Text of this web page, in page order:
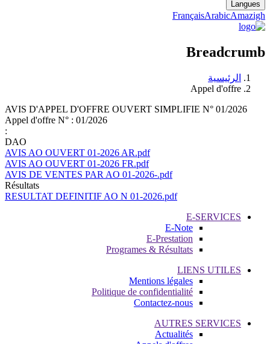
Langues
FrançaisArabicAmazigh
Breadcrumb
الرئيسية
Appel d'offre
AVIS D'APPEL D'OFFRE OUVERT SIMPLIFIE N° 01/2026
Appel d'offre N° : 01/2026
:
DAO
AVIS AO OUVERT 01-2026 AR.pdf
AVIS AO OUVERT 01-2026 FR.pdf
AVIS DE VENTES PAR AO 01-2026-.pdf
Résultats
RESULTAT DEFINITIF AO N 01-2026.pdf
E-SERVICES
E-Note
E-Prestation
Programes & Résultats
LIENS UTILES
Mentions légales
Politique de confidentialité
Contactez-nous
AUTRES SERVICES
Actualités